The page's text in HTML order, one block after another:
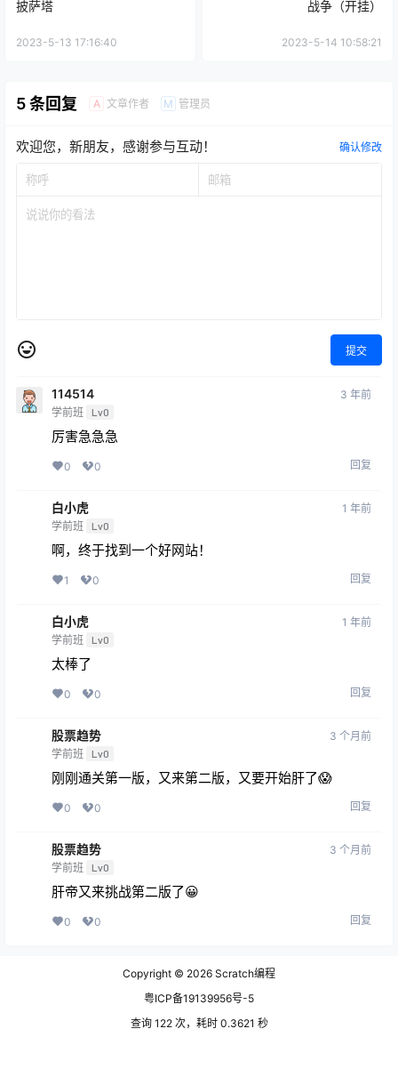
披萨塔
2023-5-13 17:16:40
战争（开挂）
2023-5-14 10:58:21
5 条回复 A 文章作者 M 管理员
欢迎您，新朋友，感谢参与互动！ 确认修改
提交
114514
学前班 Lv0
3 年前
厉害急急急
0 0 回复
白小虎
学前班 Lv0
1 年前
啊，终于找到一个好网站！
1 0 回复
白小虎
学前班 Lv0
1 年前
太棒了
0 0 回复
股票趋势
学前班 Lv0
3 个月前
刚刚通关第一版，又来第二版，又要开始肝了😱
0 0 回复
股票趋势
学前班 Lv0
3 个月前
肝帝又来挑战第二版了😀
0 0 回复
Copyright © 2026 Scratch编程
粤ICP备19139956号-5
查询 122 次，耗时 0.3621 秒